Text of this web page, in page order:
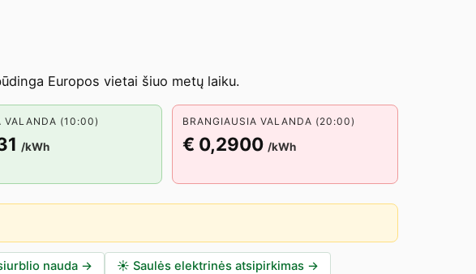
Europos vietai šiuo metų laiku.
VALANDA (10:00)
/kWh
BRANGIAUSIA VALANDA (20:00)
€ 0,2900 /kWh
nauda → ☀️ Saulės elektrinės atsipirkimas →